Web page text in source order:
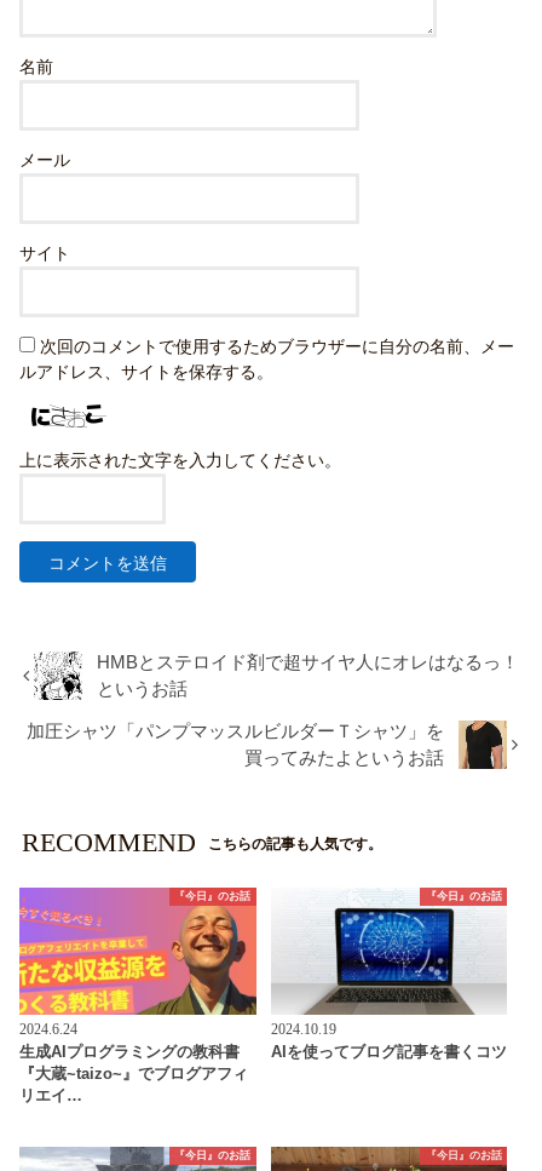
名前
メール
サイト
次回のコメントで使用するためブラウザーに自分の名前、メー
ルアドレス、サイトを保存する。
上に表示された文字を入力してください。
HMBとステロイド剤で超サイヤ人にオレはなるっ！
というお話
加圧シャツ「パンプマッスルビルダーＴシャツ」を
買ってみたよというお話
RECOMMEND こちらの記事も人気です。
『今日』のお話
2024.6.24
生成AIプログラミングの教科書
『大蔵~taizo~』でブログアフィ
リエイ…
『今日』のお話
2024.10.19
AIを使ってブログ記事を書くコツ
『今日』のお話 『今日』のお話